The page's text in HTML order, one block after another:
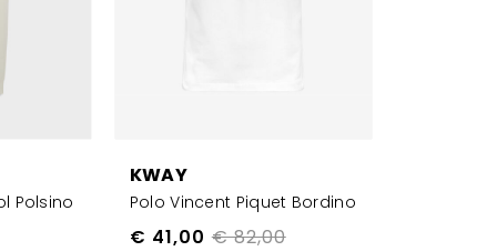
Polsino
KWAY
Polo Vincent Piquet Bordino
€ 82,00
€ 41,00